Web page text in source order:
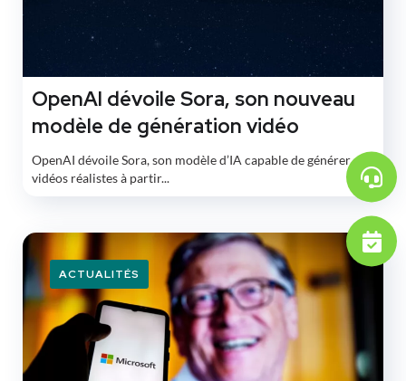
OpenAI dévoile Sora, son nouveau
modèle de génération vidéo
OpenAI dévoile Sora, son modèle d’IA capable de générer des
vidéos réalistes à partir...
ACTUALITÉS